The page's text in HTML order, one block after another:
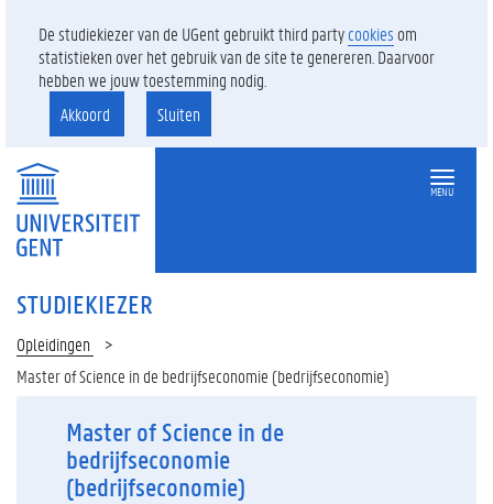
De studiekiezer van de UGent gebruikt third partycookies om
statistieken over het gebruik van de site te genereren. Daarvoor
hebben we jouw toestemming nodig.
Akkoord
Sluiten
MENU
STUDIEKIEZER
Opleidingen
Master of Science in de bedrijfseconomie (bedrijfseconomie)
Master of Science in de
bedrijfseconomie
(bedrijfseconomie)